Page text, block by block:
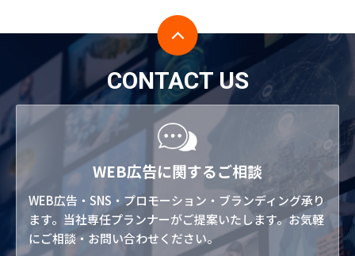
CONTACT US
WEB広告に関するご相談
WEB広告・SNS・プロモーション・ブランディング承り
ます。当社専任プランナーがご提案いたします。お気軽
にご相談・お問い合わせください。